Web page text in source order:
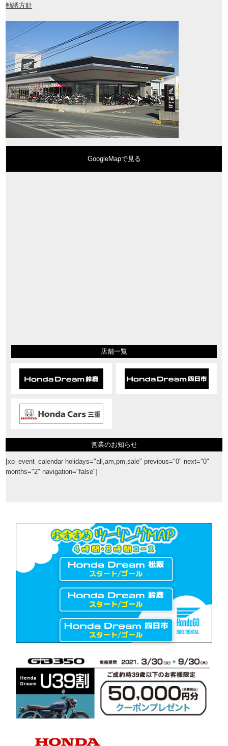
勧誘方針
GoogleMapで見る
店舗一覧
営業のお知らせ
[xo_event_calendar holidays="all,am,pm,sale" previous="0" next="0"
months="2" navigation="false"]